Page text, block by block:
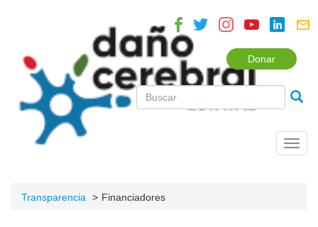
Donar
Transparencia Financiadores